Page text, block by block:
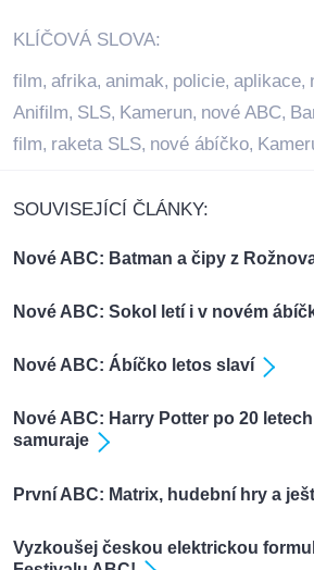
KLÍČOVÁ SLOVA:
film, afrika, animak, policie, aplikace,
Anifilm, SLS, Kamerun, nové ABC,
film, raketa SLS, nové ábíčko,
SOUVISEJÍCÍ ČLÁNKY:
Nové ABC: Batman a čipy z
Nové ABC: Sokol letí i v novém
Nové ABC: Ábíčko letos slaví
Nové ABC: Harry Potter po 20
samuraje
První ABC: Matrix, hudební hry a
Vyzkoušej českou elektrickou